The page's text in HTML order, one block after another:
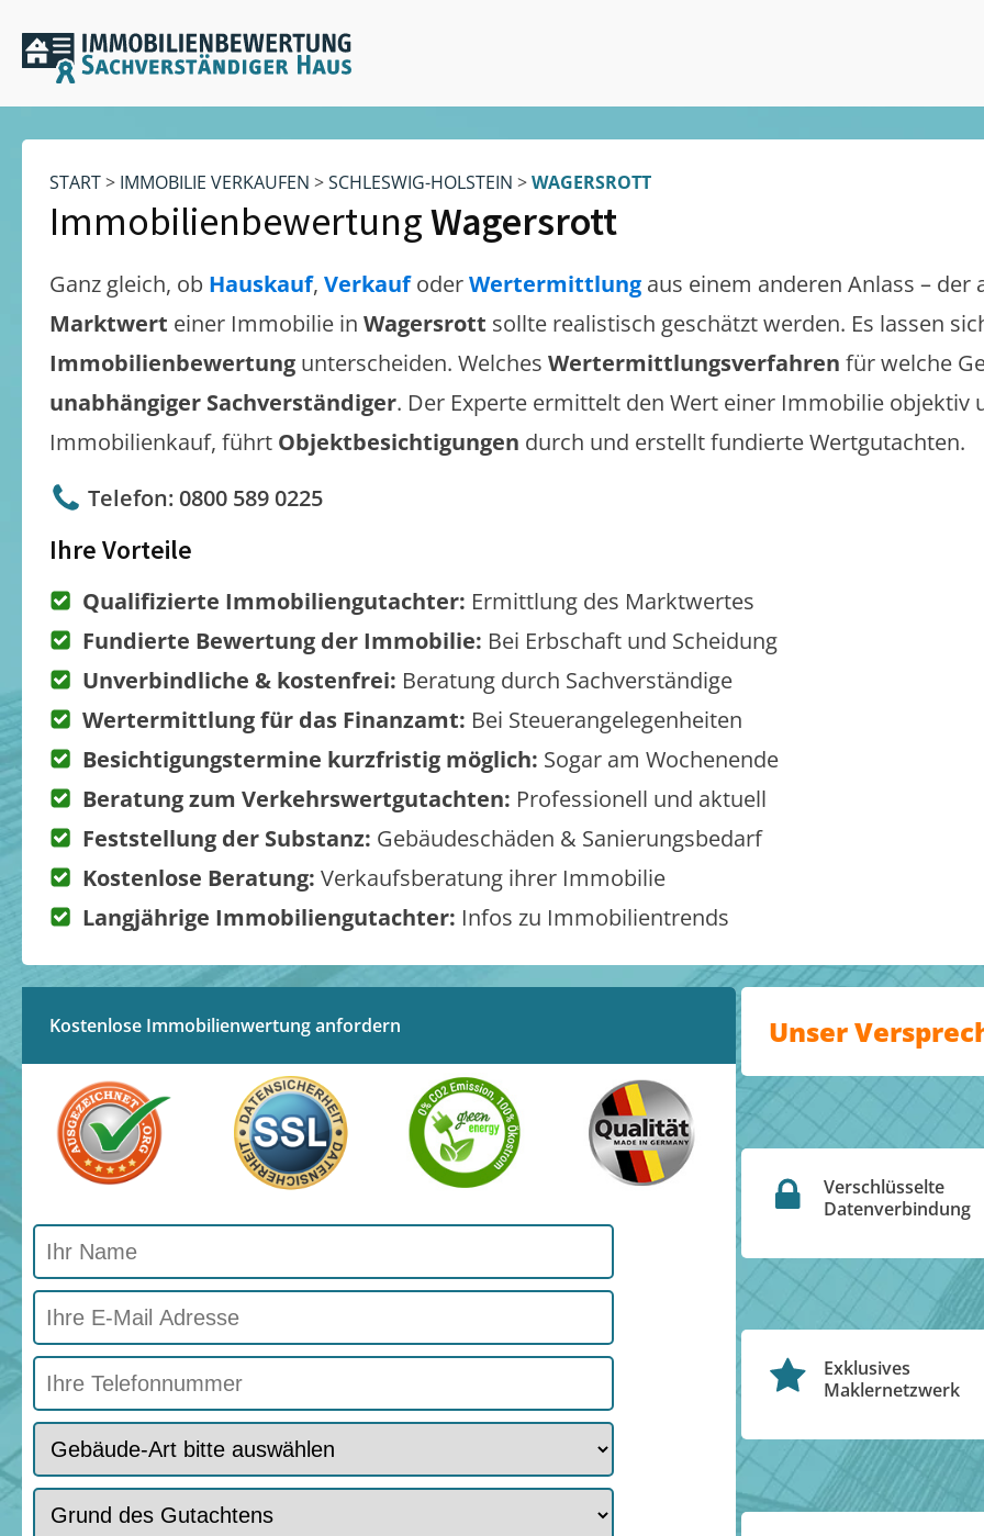
START> IMMOBILIE VERKAUFEN >SCHLESWIG-HOLSTEIN >WAGERSROTT
ImmobilienbewertungWagersrott
Ganz gleich, ob Hauskauf, VerkaufoderWertermittlung aus einem anderen Anlass – der
Marktwert einer Immobilie in Wagersrott sollte realistisch geschätzt werden. Es lassen
Immobilienbewertung unterscheiden. Welches Wertermittlungsverfahren für welche
unabhängiger Sachverständiger. Der Experte ermittelt den Wert einer Immobilie objektiv
Immobilienkauf, führt Objektbesichtigungen durch und erstellt fundierte Wertgutachten.
Telefon: 0800 589 0225
Ihre Vorteile
Qualifizierte Immobiliengutachter: Ermittlung des Marktwertes
Fundierte Bewertung der Immobilie: Bei Erbschaft und Scheidung
Unverbindliche & kostenfrei: Beratung durch Sachverständige
Wertermittlung für das Finanzamt: Bei Steuerangelegenheiten
Besichtigungstermine kurzfristig möglich: Sogar am Wochenende
Beratung zum Verkehrswertgutachten: Professionell und aktuell
Feststellung der Substanz: Gebäudeschäden & Sanierungsbedarf
Kostenlose Beratung: Verkaufsberatung ihrer Immobilie
Langjährige Immobiliengutachter: Infos zu Immobilientrends
Kostenlose Immobilienwertung anfordern Unser
Verschlüsselte
Datenverbindung
Exklusives
Maklernetzwerk